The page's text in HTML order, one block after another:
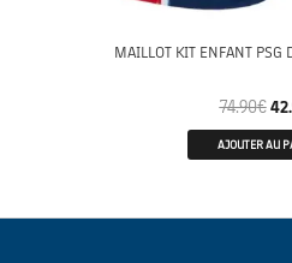
MAILLOT KIT ENFANT
74.90€
AJOUTER AU